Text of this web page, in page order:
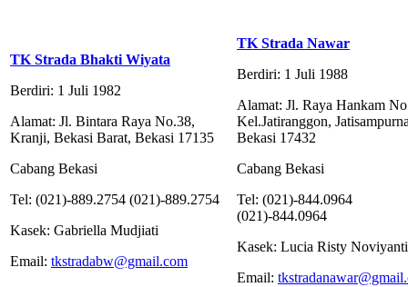
TK Strada Bhakti Wiyata
Berdiri: 1 Juli 1982
Alamat: Jl. Bintara Raya No.38,
Kranji, Bekasi Barat, Bekasi 17135
Cabang Bekasi
Tel: (021)-889.2754 (021)-889.2754
Kasek: Gabriella Mudjiati
Email: tkstradabw@gmail.com
TK Strada Nawar
Berdiri: 1 Juli 1988
Alamat: Jl. Raya Hankam
Kel.Jatiranggon,
Bekasi 17432
Cabang Bekasi
Tel: (021)-844.0964
(021)-844.0964
Kasek: Lucia Risty Noviyanti
Email: